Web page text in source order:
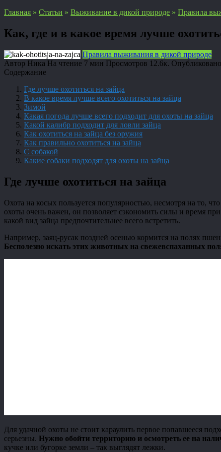
Главная » Статьи » Выживание в дикой природе » Правила
Как, где и в какое время лучше
Правила выживания в дикой природе
Автор Ника На чтение 7 мин Просмотров 12.6к. Опубликовано
Содержание
Где лучше охотиться на зайца
В какое время лучше всего охотиться на зайца
Зимой
Какая погода лучше всего подходит для охоты на зайца
Какой калибр подходит для ловли зайца
Как охотиться на зайца без оружия
Как правильно охотиться на зайца
С собакой
Какие собаки подходят для охоты на зайца
Где лучше охотиться на зайца
Охота на косых пользуется популярностью, несмотря на то,
охоты очень важен, он позволяет сэкономить силы и время
какой вид зайца предпочтительнее всего встретить.
Например, заяц-русак поздней осенью кормится на полях
Бесполезно искать этих животных на свежевспаханных
Для удачной охоты не стоит караулить первое попавшееся
серьезны. Нужно обойти территорию и осмотреть ее на
кучке или бугорке земли – так выглядят лежки.